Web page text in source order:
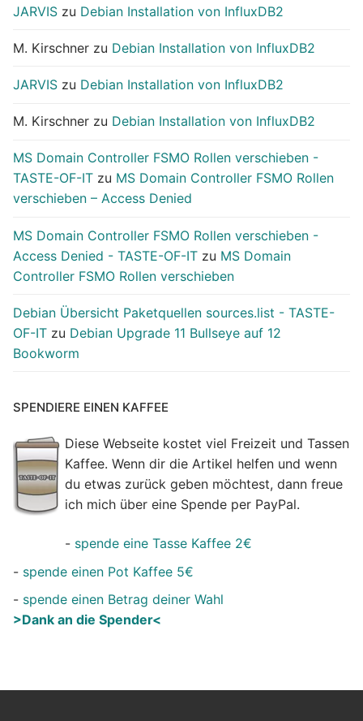
JARVIS zu Debian Installation von InfluxDB2
M. Kirschner zu Debian Installation von InfluxDB2
JARVIS zu Debian Installation von InfluxDB2
M. Kirschner zu Debian Installation von InfluxDB2
MS Domain Controller FSMO Rollen verschieben -
TASTE-OF-IT zu MS Domain Controller FSMO Rollen
verschieben – Access Denied
MS Domain Controller FSMO Rollen verschieben -
Access Denied - TASTE-OF-IT zu MS Domain
Controller FSMO Rollen verschieben
Debian Übersicht Paketquellen sources.list - TASTE-
OF-IT zu Debian Upgrade 11 Bullseye auf 12
Bookworm
SPENDIERE EINEN KAFFEE
Diese Webseite kostet viel Freizeit und Tassen
Kaffee. Wenn dir die Artikel helfen und wenn
du etwas zurück geben möchtest, dann freue
ich mich über eine Spende per PayPal.
- spende eine Tasse Kaffee 2€
- spende einen Pot Kaffee 5€
- spende einen Betrag deiner Wahl
>Dank an die Spender<